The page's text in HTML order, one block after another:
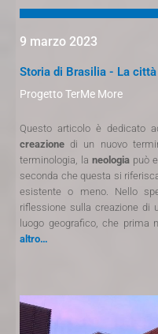
9 marzo 2023
Storia di Brasilia - La città
Progetto TerMe More
Questo articolo è dedicato
creazione di un nuovo
terminologia, la neologiapuò
seconda che questa si
esistente o meno. Nello
riflessione sulla creazione di
luogo geografico, che prima
altro…